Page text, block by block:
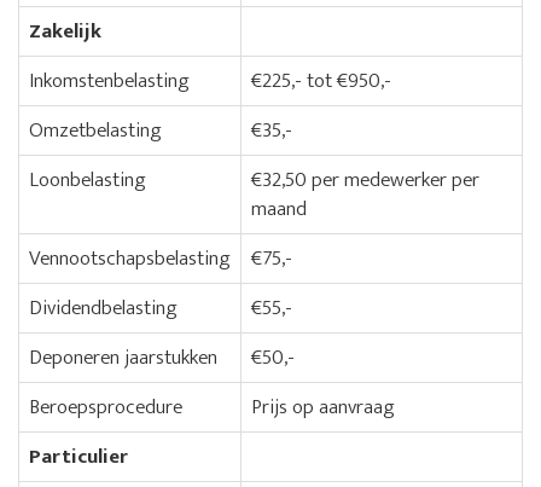
Zakelijk
Inkomstenbelasting
€225,- tot €950,-
Omzetbelasting
€35,-
Loonbelasting
€32,50 per medewerker per
maand
Vennootschapsbelasting
€75,-
Dividendbelasting
€55,-
Deponeren jaarstukken
€50,-
Beroepsprocedure
Prijs op aanvraag
Particulier